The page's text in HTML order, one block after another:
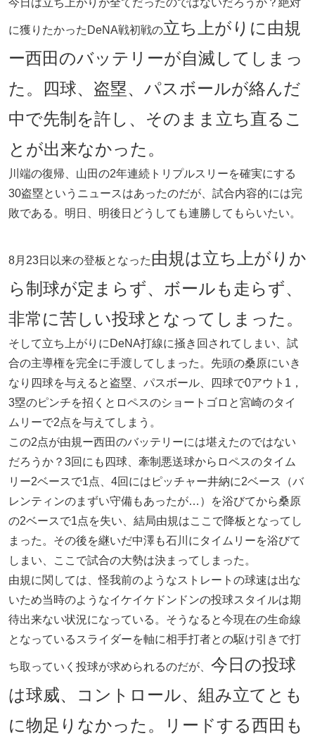
今日は立ち上がりが全てだったのではないだろうか？絶対
に獲りたかったDeNA戦初戦の立ち上がりに由規
ー西田のバッテリーが自滅してしまっ
た。四球、盗塁、パスボールが絡んだ
中で先制を許し、そのまま立ち直るこ
とが出来なかった。
川端の復帰、山田の2年連続トリプルスリーを確実にする
30盗塁というニュースはあったのだが、試合内容的には完
敗である。明日、明後日どうしても連勝してもらいたい。
8月23日以来の登板となった 由規は立ち上がりか
ら制球が定まらず、ボールも走らず、
非常に苦しい投球となってしまった。
そして立ち上がりにDeNA打線に掻き回されてしまい、試
合の主導権を完全に手渡してしまった。先頭の桑原にいき
なり四球を与えると盗塁、パスボール、四球で0アウト1，
3塁のピンチを招くとロペスのショートゴロと宮崎のタイ
ムリーで2点を与えてしまう。
この2点が由規ー西田のバッテリーには堪えたのではない
だろうか？3回にも四球、牽制悪送球からロペスのタイム
リー2ベースで1点、4回にはピッチャー井納に2ベース（バ
レンティンのまずい守備もあったが…）を浴びてから桑原
の2ベースで1点を失い、結局由規はここで降板となってし
まった。その後を継いだ中澤も石川にタイムリーを浴びて
しまい、ここで試合の大勢は決まってしまった。
由規に関しては、怪我前のようなストレートの球速は出な
いため当時のようなイケイケドンドンの投球スタイルは期
待出来ない状況になっている。そうなると今現在の生命線
となっているスライダーを軸に相手打者との駆け引きで打
ち取っていく投球が求められるのだが、 今日の投球
は球威、コントロール、組み立てとも
に物足りなかった。リードする西田も